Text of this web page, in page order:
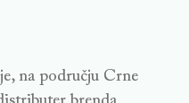
na području Crne